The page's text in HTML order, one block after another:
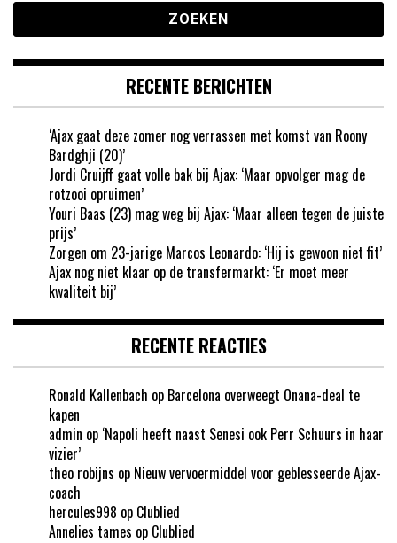
RECENTE BERICHTEN
‘Ajax gaat deze zomer nog verrassen met komst van Roony
Bardghji (20)’
Jordi Cruijff gaat volle bak bij Ajax: ‘Maar opvolger mag de
rotzooi opruimen’
Youri Baas (23) mag weg bij Ajax: ‘Maar alleen tegen de juiste
prijs’
Zorgen om 23-jarige Marcos Leonardo: ‘Hij is gewoon niet fit’
Ajax nog niet klaar op de transfermarkt: ‘Er moet meer
kwaliteit bij’
RECENTE REACTIES
Ronald Kallenbach op Barcelona overweegt Onana-deal te
kapen
admin op ‘Napoli heeft naast Senesi ook Perr Schuurs in haar
vizier’
theo robijns op Nieuw vervoermiddel voor geblesseerde Ajax-
coach
hercules998 op Clublied
Annelies tames op Clublied